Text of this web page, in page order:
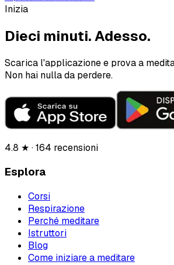
Inizia
Dieci minuti.Adesso.
Scarica l'applicazione e prova a
Non hai nulla da perdere.
4.8 ★ · 164 recensioni
Esplora
Corsi
Respirazione
Perché meditare
Istruttori
Blog
Come iniziare a meditare